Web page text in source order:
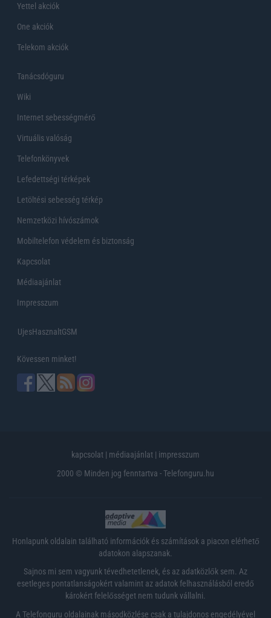
Yettel akciók
One akciók
Telekom akciók
Tanácsdóguru
Wiki
Internet sebességmérő
Virtuális valóság
Telefonkönyvek
Lefedettségi térképek
Letöltési sebesség térkép
Nemzetközi hívószámok
Mobiltelefon védelem és biztonság
Kapcsolat
Médiaajánlat
Impresszum
UjesHasznaltGSM
Kövessen minket!
kapcsolat | médiaajánlat | impresszum
2000 © Minden jog fenntartva - Telefonguru.hu
Honlapunk oldalain található információk és számítások a piacon elérhető
adatokon alapszanak.
Sajnos mi sem vagyunk tévedhetetlenek, és az adatközlők sem. Az
esetleges pontatlanságokért valamint az adatok felhasználásból eredő
károkért felelősséget nem tudunk vállalni.
A Telefonguru oldalainak másodközlése csak a tulajdonos engedélyével